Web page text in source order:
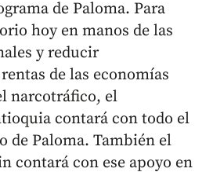
de Paloma. Para
hoy en manos de las
y reducir
de las economías
narcotráfico, el
contará con todo el
de Paloma. También el
contará con ese apoyo en